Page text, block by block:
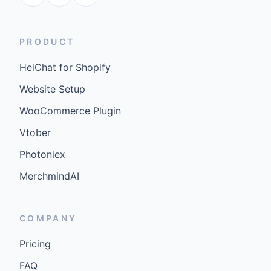
PRODUCT
HeiChat for Shopify
Website Setup
WooCommerce Plugin
Vtober
Photoniex
MerchmindAI
COMPANY
Pricing
FAQ